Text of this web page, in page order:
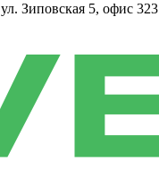
Зиповская 5, офис 323